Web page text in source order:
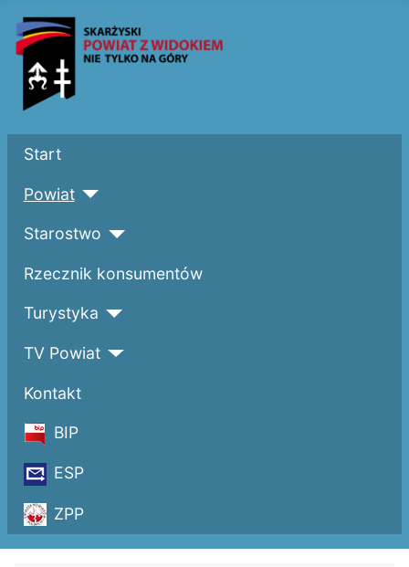
Start
Powiat
Starostwo
Rzecznik konsumentów
Turystyka
TV Powiat
Kontakt
BIP
ESP
ZPP